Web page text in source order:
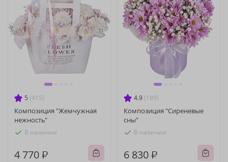
5 (415)
Композиция "Жемчужная
нежность"
В наличии
4 770 ₽
4.9 (189)
Композиция "Сиреневые
сны"
В наличии
6 830 ₽